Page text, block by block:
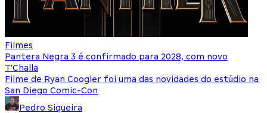
Filmes
Pantera Negra 3 é confirmado para 2028, com novo
T'Challa
Filme de Ryan Coogler foi uma das novidades do estúdio na
San Diego Comic-Con
Pedro Siqueira